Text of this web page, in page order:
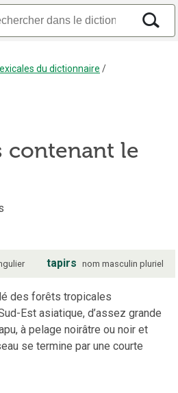
du dictionnaire /
contenant le
tapirs nom masculin pluriel
des forêts tropicales
Est asiatique, d’assez grande
à pelage noirâtre ou noir et
se termine par une courte